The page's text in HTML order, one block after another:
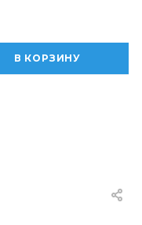
В КОРЗИНУ